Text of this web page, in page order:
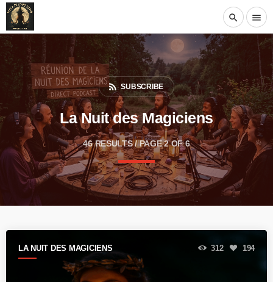
search menu
rss_feed SUBSCRIBE
La Nuit des Magiciens
46 RESULTS / PAGE 2 OF 6
LA NUIT DES MAGICIENS 312 194